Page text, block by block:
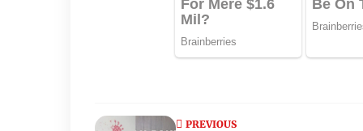
PREVIOUS